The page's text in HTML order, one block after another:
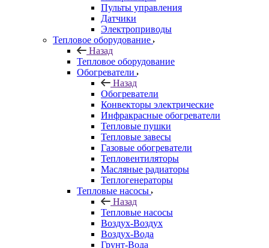
Пульты управления
Датчики
Электроприводы
Тепловое оборудование
Назад
Тепловое оборудование
Обогреватели
Назад
Обогреватели
Конвекторы электрические
Инфракрасные обогреватели
Тепловые пушки
Тепловые завесы
Газовые обогреватели
Тепловентиляторы
Масляные радиаторы
Теплогенераторы
Тепловые насосы
Назад
Тепловые насосы
Воздух-Воздух
Воздух-Вода
Грунт-Вода